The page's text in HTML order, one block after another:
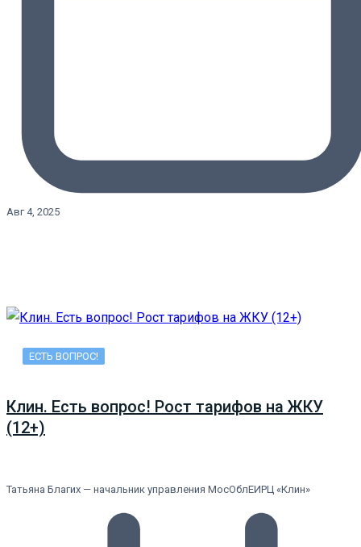
Авг 4, 2025
ЕСТЬ ВОПРОС!
Клин. Есть вопрос! Рост тарифов на ЖКУ
(12+)
Татьяна Благих — начальник управления МосОблЕИРЦ «Клин»